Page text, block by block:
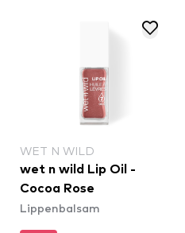
WET N WILD
wet n wild Lip Oil -
Cocoa Rose
Lippenbalsam